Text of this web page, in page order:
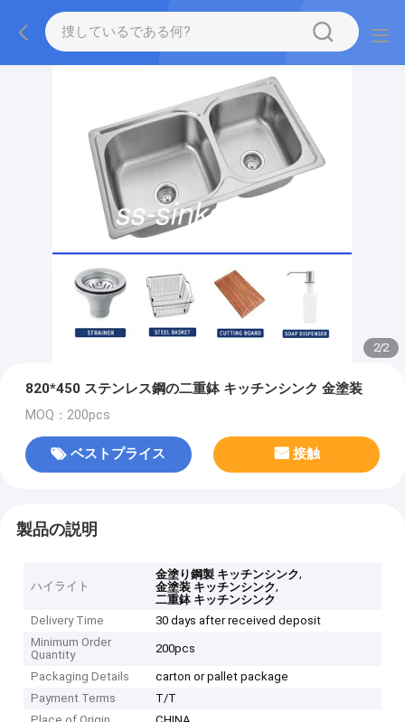
2/2
820*450 ステンレス鋼の二重鉢 キッチンシンク 金塗装
MOQ：200pcs
ベストプライス 接触
製品の説明
ハイライト
金塗り鋼製 キッチンシンク,
金塗装 キッチンシンク,
二重鉢 キッチンシンク
Delivery Time
30 days after received deposit
Minimum Order
Quantity
200pcs
Packaging Details
carton or pallet package
Payment Terms
T/T